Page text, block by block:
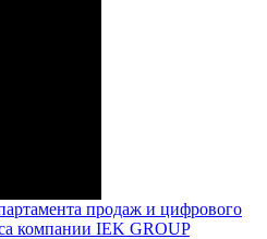
продаж и цифрового
компании IEK GROUP